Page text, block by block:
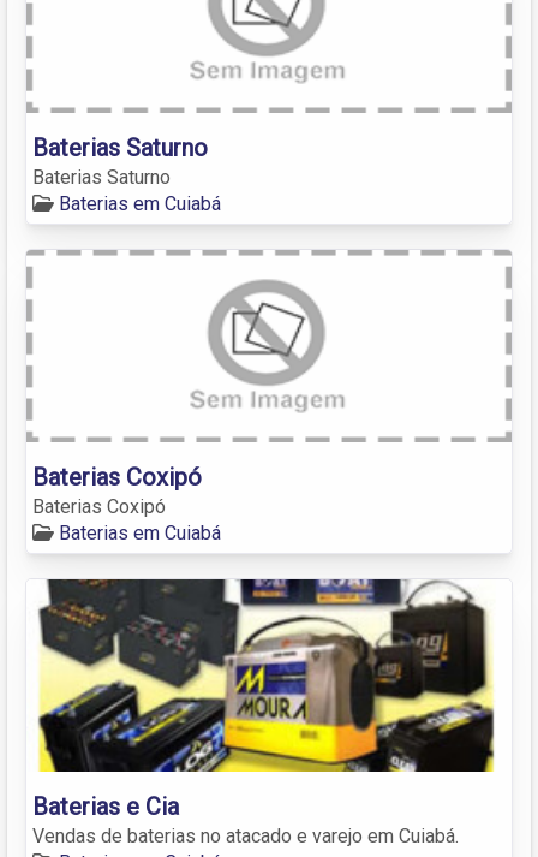
Baterias Saturno
Baterias Saturno
Baterias em Cuiabá
Baterias Coxipó
Baterias Coxipó
Baterias em Cuiabá
Baterias e Cia
Vendas de baterias no atacado e varejo em Cuiabá.